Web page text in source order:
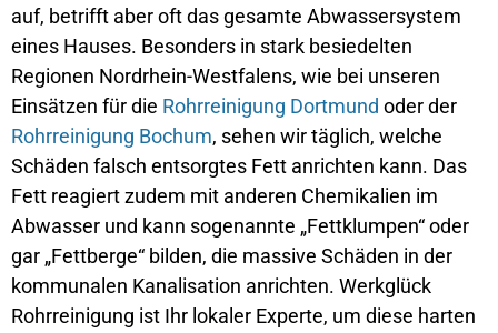
auf, betrifft aber oft das gesamte Abwassersystem
eines Hauses. Besonders in stark besiedelten
Regionen Nordrhein-Westfalens, wie bei unseren
Einsätzen für die Rohrreinigung Dortmund oder der
Rohrreinigung Bochum, sehen wir täglich, welche
Schäden falsch entsorgtes Fett anrichten kann. Das
Fett reagiert zudem mit anderen Chemikalien im
Abwasser und kann sogenannte „Fettklumpen“ oder
gar „Fettberge“ bilden, die massive Schäden in der
kommunalen Kanalisation anrichten. Werkglück
Rohrreinigung ist Ihr lokaler Experte, um diese harten